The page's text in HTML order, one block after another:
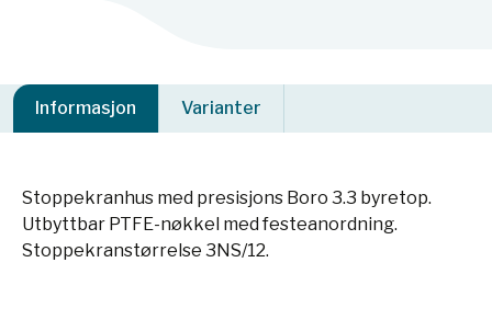
Informasjon Varianter
Stoppekranhus med presisjons Boro 3.3 byretop.
Utbyttbar PTFE-nøkkel med festeanordning.
Stoppekranstørrelse 3NS/12.